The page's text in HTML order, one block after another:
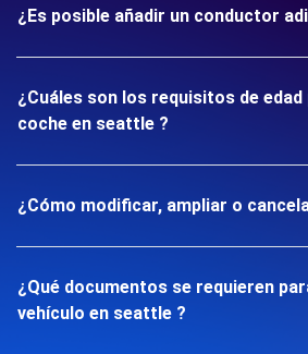
¿Es posible añadir un conductor
¿Cuáles son los requisitos de edad
coche en seattle ?
¿Cómo modificar, ampliar o
¿Qué documentos se requieren
vehículo en seattle ?